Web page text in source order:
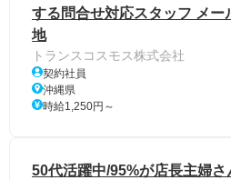
する問合せ対応スタッフ メー
地
トランスコスモス株式会社
契約社員
沖縄県
時給1,250円～
50代活躍中/95%が店長主婦